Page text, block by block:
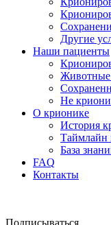
Другие
Наши пациенты
Животные
Не
О крионике
История
Таймлайн
База
FAQ
Контакты